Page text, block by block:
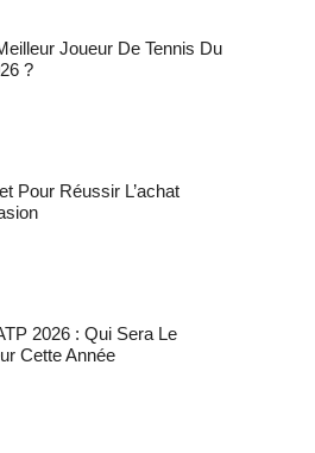
Joueur De Tennis Du
?
Pour Réussir L’achat
2026 : Qui Sera Le
Cette Année